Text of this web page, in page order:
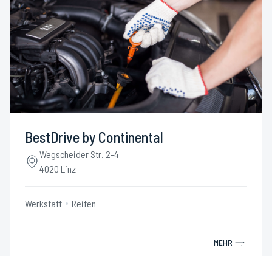
BestDrive by Continental
Wegscheider Str. 2-4
4020 Linz
Werkstatt Reifen
MEHR